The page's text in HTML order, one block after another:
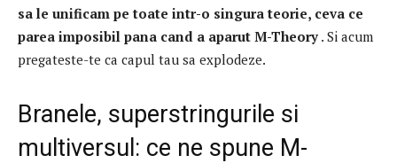
sa le unificam pe toate intr-o singura teorie, ceva ce
parea imposibil pana cand a aparut M-Theory . Si acum
pregateste-te ca capul tau sa explodeze.
Branele, superstringurile si
multiversul: ce ne spune M-